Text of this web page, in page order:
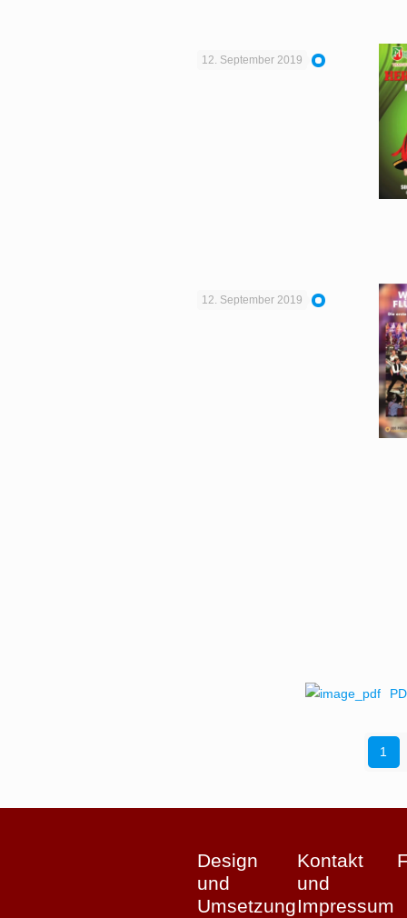
12. September 2019
12. September 2019
1
Design
und
Umsetzung
Kontakt
und
Impressum